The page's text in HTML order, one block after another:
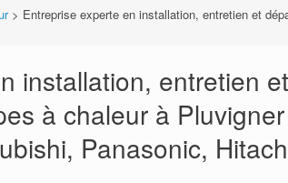
> Entreprise experte en installation, entretien et
installation, entretien et
à chaleur à
Panasonic,